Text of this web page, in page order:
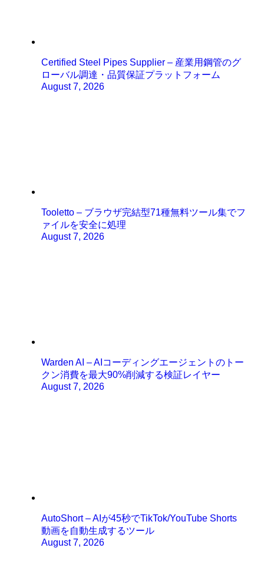
Certified Steel Pipes Supplier – 産業用鋼管のグ
ローバル調達・品質保証プラットフォーム
August 7, 2026
Tooletto – ブラウザ完結型71種無料ツール集でフ
ァイルを安全に処理
August 7, 2026
Warden AI – AIコーディングエージェントのトー
クン消費を最大90%削減する検証レイヤー
August 7, 2026
AutoShort – AIが45秒でTikTok/YouTube Shorts
動画を自動生成するツール
August 7, 2026